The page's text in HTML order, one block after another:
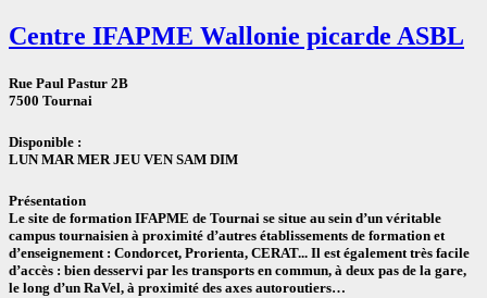
Centre IFAPME Wallonie picarde ASBL
Rue Paul Pastur 2B
7500 Tournai
Disponible :
LUN MAR MER JEU VEN SAM DIM
Présentation
Le site de formation IFAPME de Tournai se situe au sein d’un véritable
campus tournaisien à proximité d’autres établissements de formation et
d’enseignement : Condorcet, Prorienta, CERAT... Il est également très facile
d’accès : bien desservi par les transports en commun, à deux pas de la gare,
le long d’un RaVel, à proximité des axes autoroutiers…